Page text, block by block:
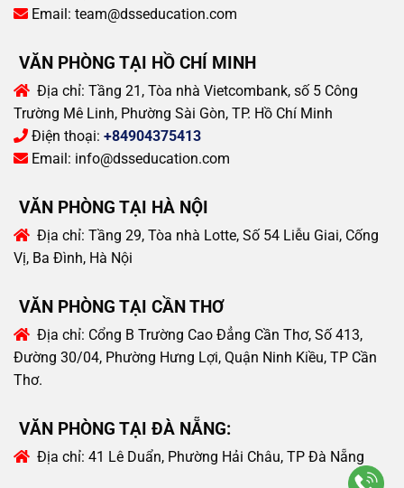
Email: team@dsseducation.com
VĂN PHÒNG TẠI HỒ CHÍ MINH
Địa chỉ: Tầng 21, Tòa nhà Vietcombank, số 5 Công
Trường Mê Linh, Phường Sài Gòn, TP. Hồ Chí Minh
Điện thoại: +84904375413
Email: info@dsseducation.com
VĂN PHÒNG TẠI HÀ NỘI
Địa chỉ: Tầng 29, Tòa nhà Lotte, Số 54 Liễu Giai, Cống
Vị, Ba Đình, Hà Nội
VĂN PHÒNG TẠI CẦN THƠ
Địa chỉ: Cổng B Trường Cao Đẳng Cần Thơ, Số 413,
Đường 30/04, Phường Hưng Lợi, Quận Ninh Kiều, TP Cần
Thơ.
VĂN PHÒNG TẠI ĐÀ NẴNG:
Địa chỉ: 41 Lê Duẩn, Phường Hải Châu, TP Đà Nẵng